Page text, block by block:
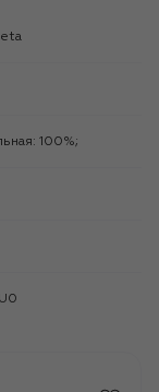
100%;